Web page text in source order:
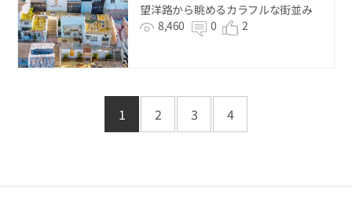
望洋路から眺めるカラフルな街並み
8,460
0 2
1 2 3 4